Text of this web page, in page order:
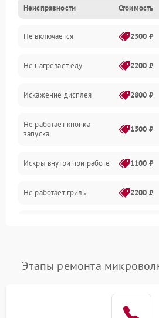
Дверца и корпус
Механика и внутренние элементы
Механические повреждения
Питание и запуск
Нагрев и приготовление
Программное обеспечение
Неисправности Стоимость
Не включается 2500 ₽
Не нагревает еду 2200 ₽
Искажение дисплея 2800 ₽
Не работает кнопка
запуска
1500 ₽
Искры внутри при работе 1100 ₽
Не работает гриль 2200 ₽
Появление запаха гари
Этапы ремонта